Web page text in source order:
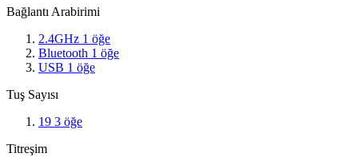
Bağlantı Arabirimi
2.4GHz 1 öğe
Bluetooth 1 öğe
USB 1 öğe
Tuş Sayısı
19 3 öğe
Titreşim